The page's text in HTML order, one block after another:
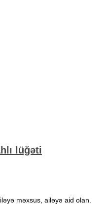
lüğəti
məxsus, ailəyə aid olan.